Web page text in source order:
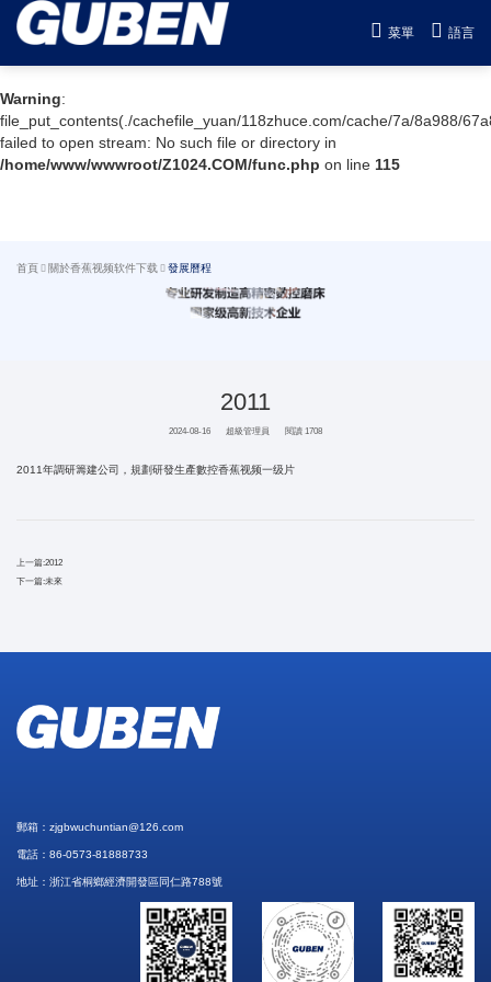
Warning: mkdir(): No space left on device in
Warning:
file_put_contents(./cachefile_yuan/118zhuce.com/cache/7a/8a988/
failed to open stream: No such file or directory in
/home/www/wwwroot/Z1024.COM/func.php on line 115
菜單 語言
首頁 關於香蕉视频软件下载 發展曆程
2011
2024-08-16 超級管理員 閱讀 1708
2011年調研籌建公司，規劃研發生產數控香蕉视频一级片
上一篇:2012
下一篇:未來
郵箱： zjgbwuchuntian@126.com
電話： 86-0573-81888733
地址：浙江省桐鄉經濟開發區同仁路788號